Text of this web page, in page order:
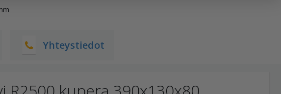
Yhteystiedot